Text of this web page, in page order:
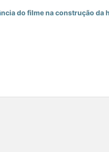
do filme na construção da